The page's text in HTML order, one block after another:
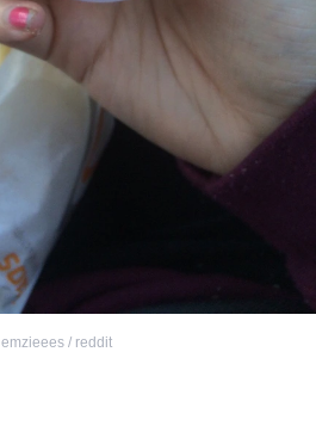
emzieees / reddit